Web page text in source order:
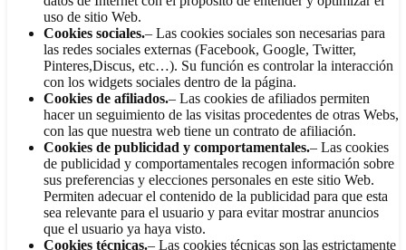
uso de sitio Web.
Cookies sociales.– Las cookies sociales son necesarias para
las redes sociales externas (Facebook, Google, Twitter,
Pinteres,Discus, etc…). Su función es controlar la interacción
con los widgets sociales dentro de la página.
Cookies de afiliados.– Las cookies de afiliados permiten
hacer un seguimiento de las visitas procedentes de otras Webs,
con las que nuestra web tiene un contrato de afiliación.
Cookies de publicidad y comportamentales.– Las cookies
de publicidad y comportamentales recogen información sobre
sus preferencias y elecciones personales en este sitio Web.
Permiten adecuar el contenido de la publicidad para que esta
sea relevante para el usuario y para evitar mostrar anuncios
que el usuario ya haya visto.
Cookies técnicas.– Las cookies técnicas son las estrictamente